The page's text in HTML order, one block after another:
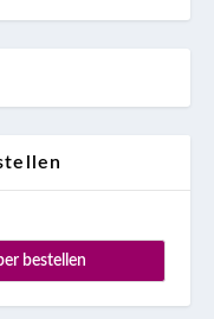
bestellen